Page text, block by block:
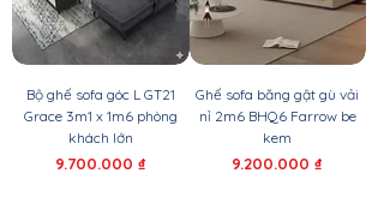
Bộ ghế sofa góc L GT21
Grace 3m1 x 1m6 phòng
khách lớn
Giá
9.700.000 ₫
Ghế sofa băng gật gù vải
nỉ 2m6 BHQ6 Farrow be
kem
Giá
9.200.000 ₫